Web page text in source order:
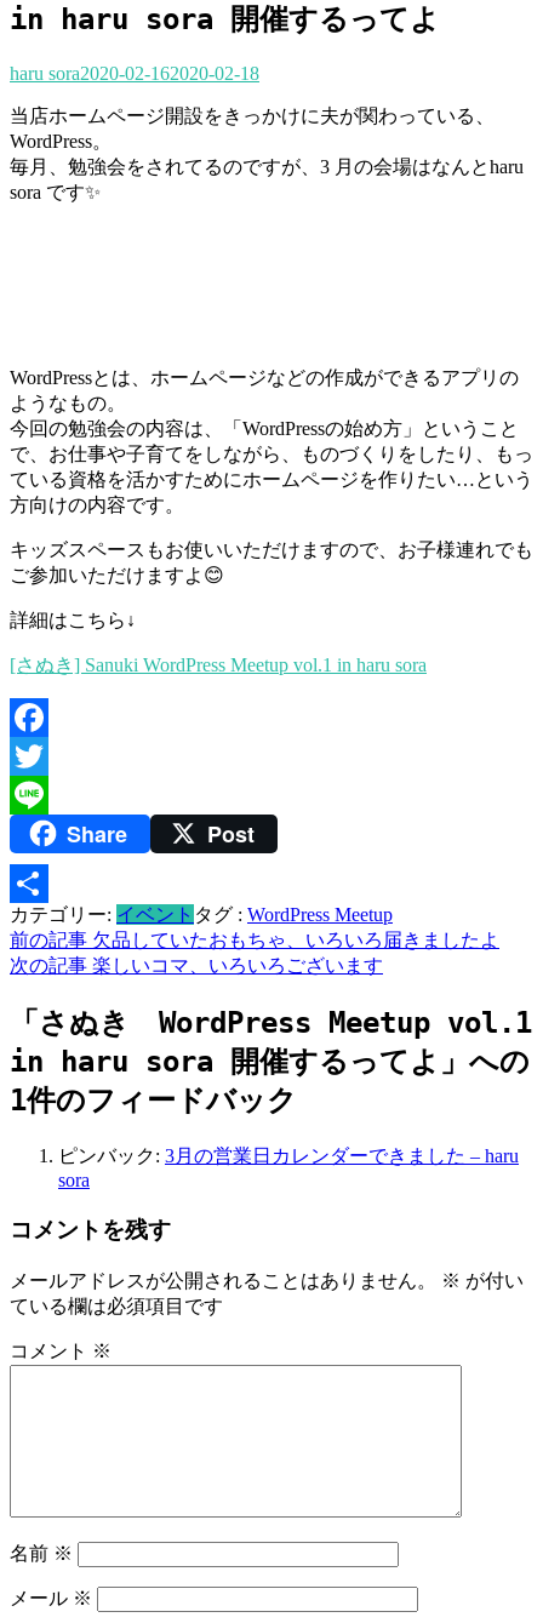
in haru sora 開催するってよ
haru sora2020-02-162020-02-18
当店ホームページ開設をきっかけに夫が関わっている、
WordPress。
毎月、勉強会をされてるのですが、3 月の会場はなんとharu
sora です✨
WordPressとは、ホームページなどの作成ができるアプリの
ようなもの。
今回の勉強会の内容は、「WordPressの始め方」ということ
で、お仕事や子育てをしながら、ものづくりをしたり、もっ
ている資格を活かすためにホームページを作りたい…という
方向けの内容です。
キッズスペースもお使いいただけますので、お子様連れでも
ご参加いただけますよ😊
詳細はこちら↓
[さぬき] Sanuki WordPress Meetup vol.1 in haru sora
Facebook
Twitter
Line
Share Post
共
有
カテゴリー: イベント タグ : WordPress Meetup
投
稿
ナ
ビ
ゲ
ョ
前の記事 欠品していたおもちゃ、いろいろ届きましたよ
次の記事 楽しいコマ、いろいろございます
「 さぬき WordPress Meetup vol.1
in haru sora 開催するってよ 」への
1件のフィードバック
ピンバック: 3月の営業日カレンダーできました – haru
sora
コメントを残す
メールアドレスが公開されることはありません。 ※ が付い
ている欄は必須項目です
コメント ※
名前 ※
メール ※